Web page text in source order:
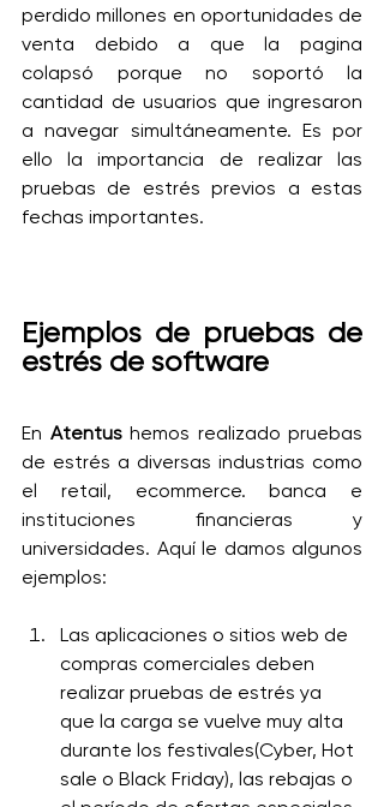
perdido millones en oportunidades de
venta debido a que la pagina
colapsó porque no soportó la
cantidad de usuarios que ingresaron
a navegar simultáneamente. Es por
ello la importancia de realizar las
pruebas de estrés previos a estas
fechas importantes.
Ejemplos de pruebas de
estrés de software
En Atentus hemos realizado pruebas
de estrés a diversas industrias como
el retail, ecommerce. banca e
instituciones financieras y
universidades. Aquí le damos algunos
ejemplos:
Las aplicaciones o sitios web de
compras comerciales deben
realizar pruebas de estrés ya
que la carga se vuelve muy alta
durante los festivales(Cyber, Hot
sale o Black Friday), las rebajas o